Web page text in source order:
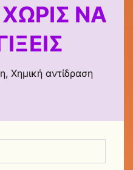
ΧΩΡΊΣ ΝΑ
Χημική αντίδραση